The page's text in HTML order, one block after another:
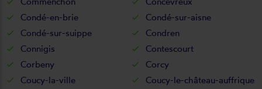
Condé-en-brie
Condé-sur-aisne
Condé-sur-suippe
Condren
Connigis
Contescourt
Corbeny
Corcy
Coucy-la-ville
Coucy-le-château-auffrique